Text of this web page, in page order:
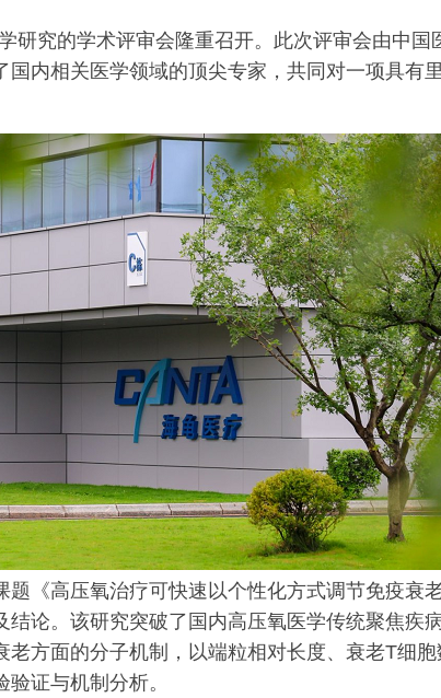
研究的学术评审会隆重召开。此次评审会由中国
内相关医学领域的顶尖专家，共同对一项具有
《高压氧治疗可快速以个性化方式调节免疫衰
论。该研究突破了国内高压氧医学传统聚焦疾
方面的分子机制，以端粒相对长度、衰老T细
证与机制分析。